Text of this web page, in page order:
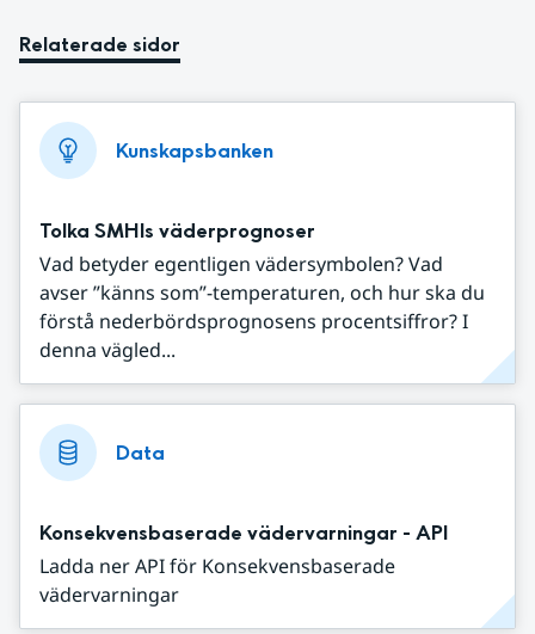
Relaterade sidor
Kunskapsbanken
Tolka SMHIs väderprognoser
Vad betyder egentligen vädersymbolen? Vad
avser ”känns som”-temperaturen, och hur ska du
förstå nederbördsprognosens procentsiffror? I
denna vägled...
Data
Konsekvensbaserade vädervarningar - API
Ladda ner API för Konsekvensbaserade
vädervarningar